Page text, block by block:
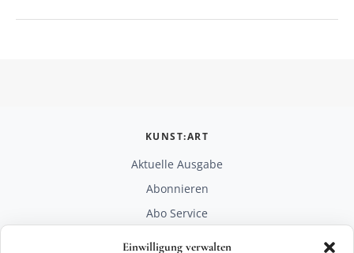
Einwilligung verwalten
KUNST:ART
Aktuelle Ausgabe
Abonnieren
Abo Service